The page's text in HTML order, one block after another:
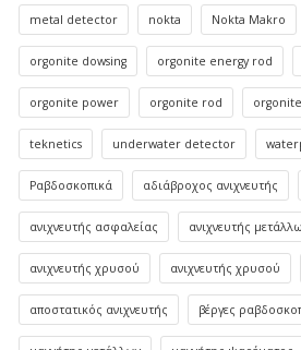
metal detector nokta Nokta Makro
orgonite dowsing orgonite energy rod
orgonite power orgonite rod
teknetics underwater detector
Ραβδοσκοπικά αδιάβροχος ανιχνευτής
ανιχνευτής ασφαλείας ανιχνευτής
ανιχνευτής χρυσού ανιχνευτής χρυσού
αποστατικός ανιχνευτής βέργες